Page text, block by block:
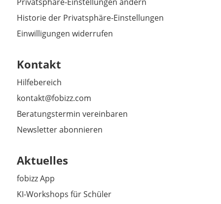
Historie der Privatsphäre-Einstellungen
Einwilligungen widerrufen
Kontakt
Hilfebereich
kontakt@fobizz.com
Beratungstermin vereinbaren
Newsletter abonnieren
Aktuelles
fobizz App
KI-Workshops für Schüler